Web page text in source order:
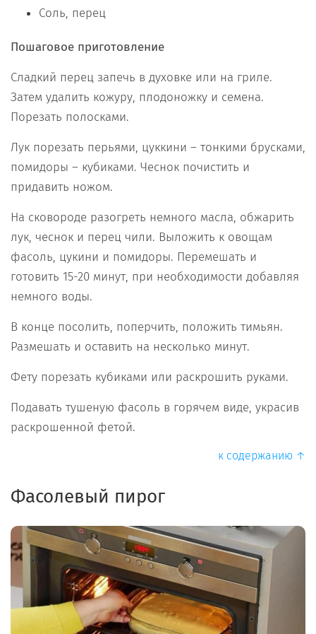
Соль, перец
Пошаговое приготовление
Сладкий перец запечь в духовке или на гриле.
Затем удалить кожуру, плодоножку и семена.
Порезать полосками.
Лук порезать перьями, цуккини – тонкими брусками,
помидоры – кубиками. Чеснок почистить и
придавить ножом.
На сковороде разогреть немного масла, обжарить
лук, чеснок и перец чили. Выложить к овощам
фасоль, цукини и помидоры. Перемешать и
готовить 15-20 минут, при необходимости добавляя
немного воды.
В конце посолить, поперчить, положить тимьян.
Размешать и оставить на несколько минут.
Фету порезать кубиками или раскрошить руками.
Подавать тушеную фасоль в горячем виде, украсив
раскрошенной фетой.
к содержанию ↑
Фасолевый пирог